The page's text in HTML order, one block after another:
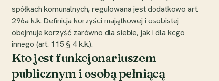
spółkach komunalnych, regulowana jest dodatkowo art.
296a k.k. Definicja korzyści majątkowej i osobistej
obejmuje korzyść zarówno dla siebie, jak i dla kogo
innego (art. 115 § 4 k.k.).
Kto jest funkcjonariuszem
publicznym i osobą pełniącą